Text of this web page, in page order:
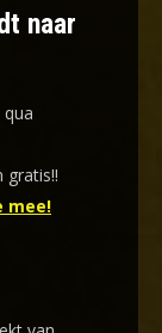
naar
gratis!!
mee!